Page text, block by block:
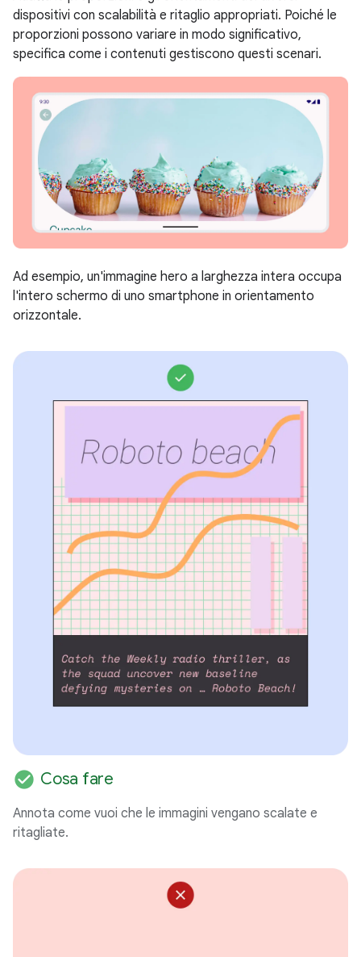
dispositivi con scalabilità e ritaglio appropriati. Poiché le
proporzioni possono variare in modo significativo,
specifica come i contenuti gestiscono questi scenari.
Ad esempio, un'immagine hero a larghezza intera occupa
l'intero schermo di uno smartphone in orientamento
orizzontale.
check_circle Cosa fare
Annota come vuoi che le immagini vengano scalate e
ritagliate.